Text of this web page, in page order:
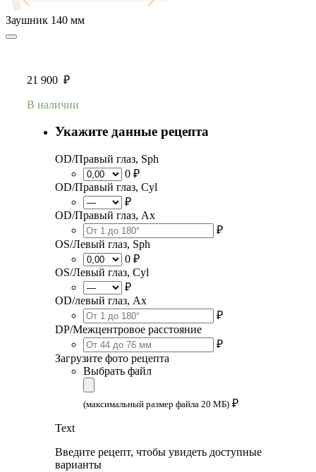
Заушник 140 мм
21 900 ₽
В наличии
Укажите данные рецепта
OD/Правый глаз, Sph
0 ₽
OD/Правый глаз, Cyl
₽
OD/Правый глаз, Ax
₽
OS/Левый глаз, Sph
0 ₽
OS/Левый глаз, Cyl
₽
OD/левый глаз, Ax
₽
DP/Межцентровое расстояние
₽
Загрузите фото рецепта
Выбрать файл
(максимальный размер файла 20 МБ) ₽
Text
Введите рецепт, чтобы увидеть доступные
варианты